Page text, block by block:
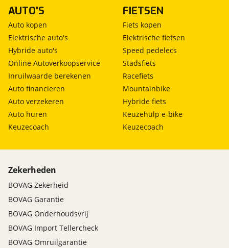
AUTO'S
Auto kopen
Elektrische auto's
Hybride auto's
Online Autoverkoopservice
Inruilwaarde berekenen
Auto financieren
Auto verzekeren
Auto huren
Keuzecoach
FIETSEN
Fiets kopen
Elektrische fietsen
Speed pedelecs
Stadsfiets
Racefiets
Mountainbike
Hybride fiets
Keuzehulp e-bike
Keuzecoach
Zekerheden
BOVAG Zekerheid
BOVAG Garantie
BOVAG Onderhoudsvrij
BOVAG Import Tellercheck
BOVAG Omruilgarantie